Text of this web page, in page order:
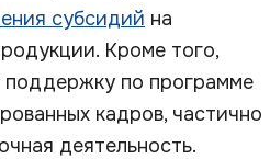
субсидий на
Кроме того,
поддержку по программе
кадров, частично
деятельность.